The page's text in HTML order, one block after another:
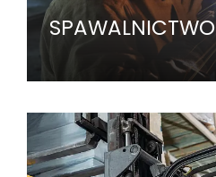
SPAWALNICTWO